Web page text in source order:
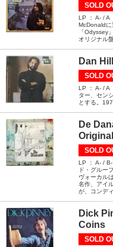
SOLD
LP ： A- / A
McDonaldに
「Odyssey
オリジナル
Dan
SOLD
LP ： A- / A
ター、セン
とする。
De
SOLD
LP ： A- /
ド・グルー
ヴォーカル
名作、アイ
が、コンデ
Dick
Coins
SOLD